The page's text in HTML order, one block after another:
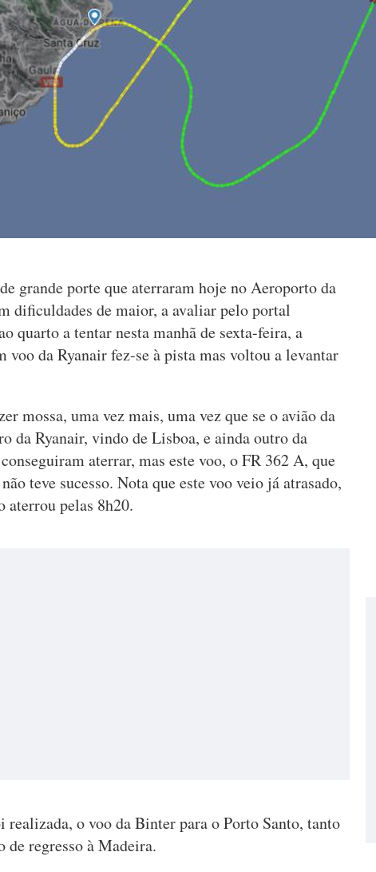
grande porte que aterraram hoje no Aeroporto da
dificuldades de maior, a avaliar pelo portal
quarto a tentar nesta manhã de sexta-feira, a
voo da Ryanair fez-se à pista mas voltou a levantar
mossa, uma vez mais, uma vez que se o avião da
da Ryanair, vindo de Lisboa, e ainda outro da
aterrar, mas este voo, o FR 362 A, que
teve sucesso. Nota que este voo veio já atrasado,
aterrou pelas 8h20.
realizada, o voo da Binter para o Porto Santo, tanto
de regresso à Madeira.